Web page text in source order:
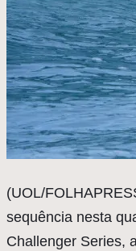
(UOL/
sequência nesta
Challenger Series,